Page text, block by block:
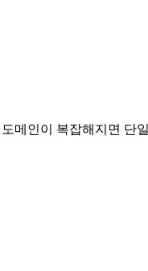
메인이 복잡해지면 단